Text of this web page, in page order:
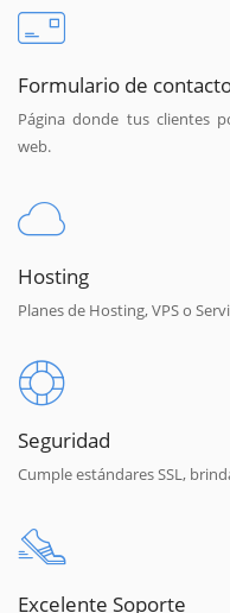
Formulario de
Página donde tus clientes
web.
Hosting
Planes de Hosting, VPS o
Seguridad
Cumple estándares SSL,
Excelente Soporte